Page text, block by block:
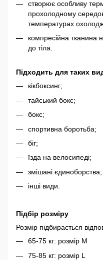
створює особливу
прохолодному
температурах
компресійна тканина
до тіла.
Підходить для таких
кікбоксинг;
тайський бокс;
бокс;
спортивна боротьба;
біг;
їзда на велосипеді;
змішані єдиноборства;
інші види.
Підбір розміру
Розмір підбирається
65-75 кг: розмір М
75-85 кг: розмір L